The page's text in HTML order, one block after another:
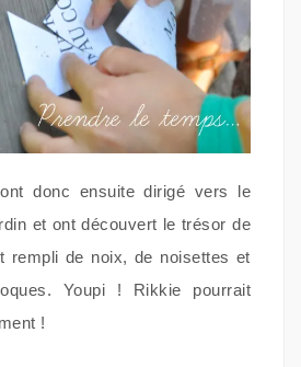
donc ensuite dirigé vers le
et ont découvert le trésor de
rempli de noix, de noisettes et
Youpi ! Rikkie pourrait
!